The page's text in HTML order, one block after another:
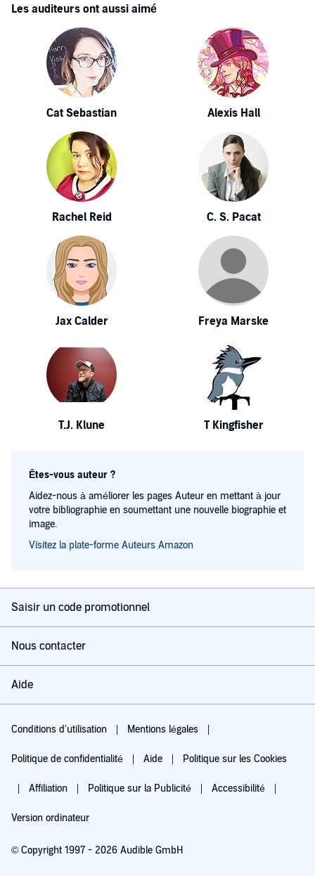
Les auditeurs ont aussi aimé
Cat Sebastian Alexis Hall
Rachel Reid C. S. Pacat
Jax Calder Freya Marske
T.J. Klune T Kingfisher
Êtes-vous auteur ?
Aidez-nous à améliorer les pages Auteur en mettant à jour
votre bibliographie en soumettant une nouvelle biographie et
image.
Visitez la plate-forme Auteurs Amazon
Saisir un code promotionnel
Nous contacter
Aide
Conditions d'utilisation Mentions légales
Politique de confidentialité Aide Politique sur les Cookies
Affiliation Politique sur la Publicité Accessibilité
Version ordinateur
© Copyright 1997 - 2026 Audible GmbH